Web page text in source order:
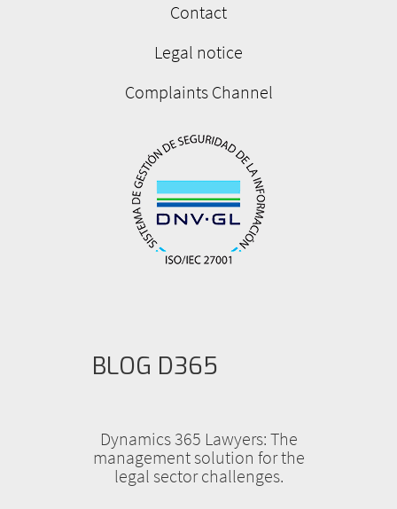
página
Contact
Legal notice
Complaints Channel
BLOG D365
Dynamics 365 Lawyers: The
management solution for the
legal sector challenges.